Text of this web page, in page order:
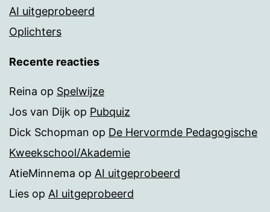
AI uitgeprobeerd
Oplichters
Recente reacties
Reina op Spelwijze
Jos van Dijk op Pubquiz
Dick Schopman op De Hervormde Pedagogische
Kweekschool/Akademie
AtieMinnema op AI uitgeprobeerd
Lies op AI uitgeprobeerd